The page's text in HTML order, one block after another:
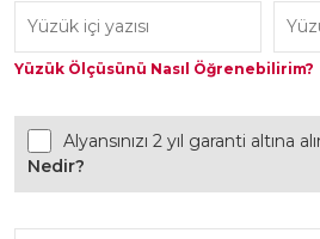
Yüzük Ölçüsünü Nasıl Öğrenebilirim?
Alyansınızı 2 yıl garanti altına
Nedir?